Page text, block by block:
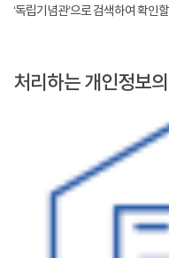
‘독립기념관’으로 검색하여 확인
처리하는 개인정보